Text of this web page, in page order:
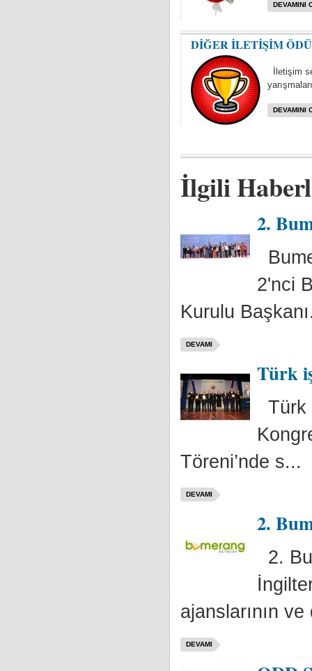
DEVAMINI
DİĞER İLETİŞİM
İletişim
DEVAMINI
İlgili
2.
2'nci
Kurulu
DEVAMI
Türk
Türk
Töreni’nde s...
DEVAMI
2.
2.
ajanslarının
DEVAMI